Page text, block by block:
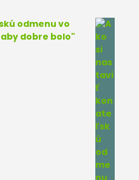
odmenu vo
dobre bolo"